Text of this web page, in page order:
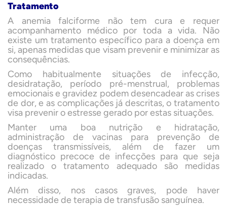
Tratamento
A anemia falciforme não tem cura e requer
acompanhamento médico por toda a vida. Não
existe um tratamento específico para a doença em
si, apenas medidas que visam prevenir e minimizar as
consequências.
Como habitualmente situações de infecção,
desidratação, período pré-menstrual, problemas
emocionais e gravidez podem desencadear as crises
de dor, e as complicações já descritas, o tratamento
visa prevenir o estresse gerado por estas situações.
Manter uma boa nutrição e hidratação,
administração de vacinas para prevenção de
doenças transmissíveis, além de fazer um
diagnóstico precoce de infecções para que seja
realizado o tratamento adequado são medidas
indicadas.
Além disso, nos casos graves, pode haver
necessidade de terapia de transfusão sanguínea.